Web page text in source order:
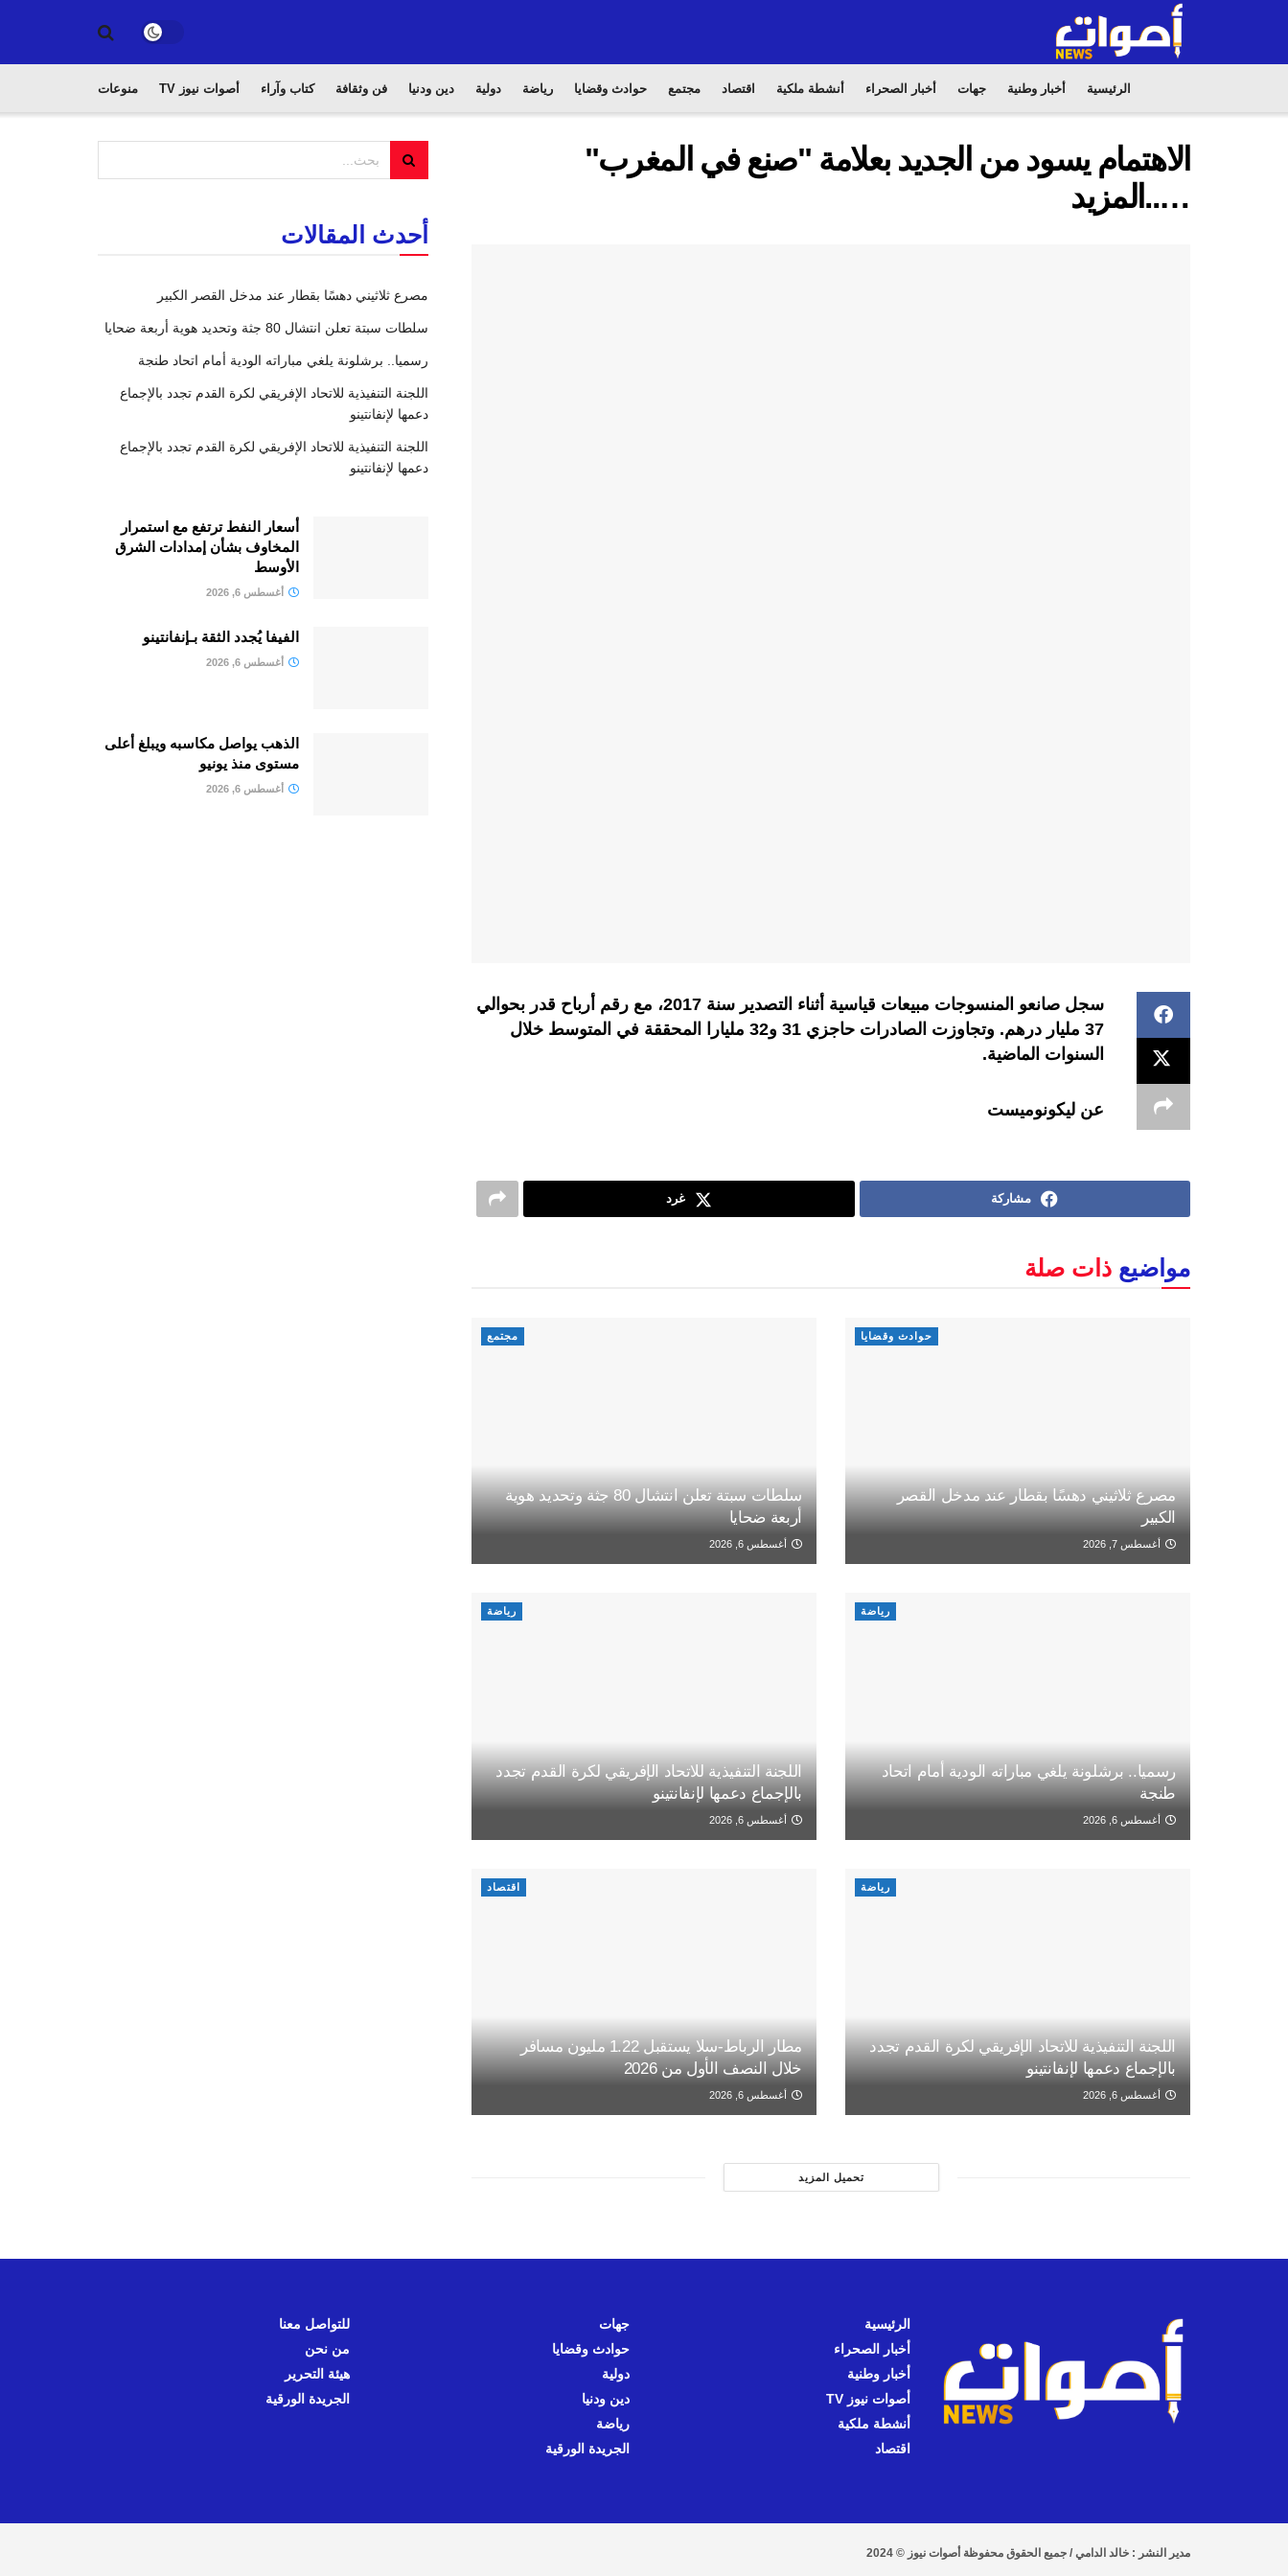
الرئيسية أخبار وطنية جهات أخبار الصحراء أنشطة ملكية اقتصاد مجتمع حوادث وقضايا رياضة دولية دين ودنيا فن وثقافة كتاب وآراء أصوات نيوز TV منوعات
الاهتمام يسود من الجديد بعلامة "صنع في المغرب"
…..المزيد
سجل صانعو المنسوجات مبيعات قياسية أثناء التصدير سنة 2017، مع رقم أرباح قدر بحوالي
37 مليار درهم. وتجاوزت الصادرات حاجزي 31 و32 مليارا المحققة في المتوسط خلال
السنوات الماضية.
عن ليكونوميست
مشاركة غرد
مواضيع ذات صلة
حوادث وقضايا
مصرع ثلاثيني دهسًا بقطار عند مدخل القصر
الكبير
أغسطس 7, 2026
مجتمع
سلطات سبتة تعلن انتشال 80 جثة وتحديد هوية
أربعة ضحايا
أغسطس 6, 2026
رياضة
رسميا.. برشلونة يلغي مباراته الودية أمام اتحاد
طنجة
أغسطس 6, 2026
رياضة
اللجنة التنفيذية للاتحاد الإفريقي لكرة القدم تجدد
بالإجماع دعمها لإنفانتينو
أغسطس 6, 2026
رياضة
اللجنة التنفيذية للاتحاد الإفريقي لكرة القدم تجدد
بالإجماع دعمها لإنفانتينو
أغسطس 6, 2026
اقتصاد
مطار الرباط-سلا يستقبل 1.22 مليون مسافر
خلال النصف الأول من 2026
أغسطس 6, 2026
تحميل المزيد
أحدث المقالات
مصرع ثلاثيني دهسًا بقطار عند مدخل القصر الكبير
سلطات سبتة تعلن انتشال 80 جثة وتحديد هوية أربعة ضحايا
رسميا.. برشلونة يلغي مباراته الودية أمام اتحاد طنجة
اللجنة التنفيذية للاتحاد الإفريقي لكرة القدم تجدد بالإجماع
دعمها لإنفانتينو
اللجنة التنفيذية للاتحاد الإفريقي لكرة القدم تجدد بالإجماع
دعمها لإنفانتينو
أسعار النفط ترتفع مع استمرار
المخاوف بشأن إمدادات الشرق
الأوسط
أغسطس 6, 2026
الفيفا يُجدد الثقة بـإنفانتينو
أغسطس 6, 2026
الذهب يواصل مكاسبه ويبلغ أعلى
مستوى منذ يونيو
أغسطس 6, 2026
الرئيسية
أخبار الصحراء
أخبار وطنية
أصوات نيوز TV
أنشطة ملكية
اقتصاد
جهات
حوادث وقضايا
دولية
دين ودنيا
رياضة
الجريدة الورقية
للتواصل معنا
من نحن
هيئة التحرير
الجريدة الورقية
مدير النشر : خالد الدامي / جميع الحقوق محفوظة أصوات نيوز © 2024